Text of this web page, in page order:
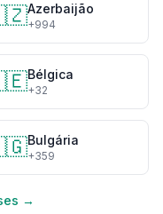
Azerbaijão
+994
Bélgica
+32
Bulgária
+359
→